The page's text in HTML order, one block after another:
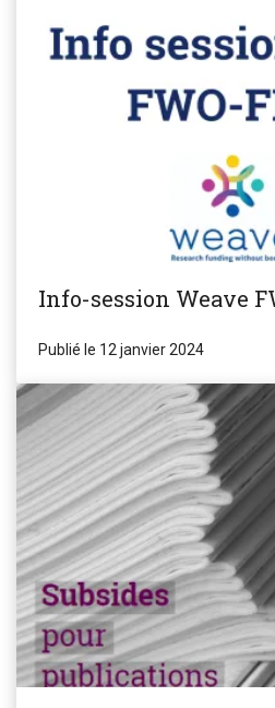
Info-session Weave
Publié le 12 janvier 2024